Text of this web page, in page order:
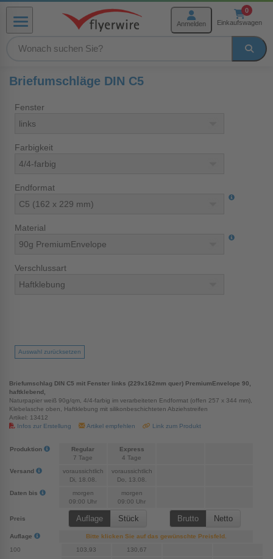
Zum Inhalt springen
Menü Anmelden
0
Einkaufswagen
Weiterverarbeitung
Hilfe und Service
Briefumschläge DIN C5
Fenster
Farbigkeit
Endformat
Material
Verschlussart
Auswahl zurücksetzen
Briefumschlag DIN C5 mit Fenster links (229x162mm quer) PremiumEnvelope 90,
haftklebend,
Naturpapier weiß 90g/qm, 4/4-farbig im verarbeiteten Endformat (offen 257 x 344 mm),
Klebelasche oben, Haftklebung mit silikonbeschichteten Abziehstreifen
Artikel: 13412
Infos zur Erstellung
Artikel empfehlen Link zum Produkt
Produktion
Regular
7 Tage
Express
4 Tage
Versand
voraussichtlich
Di, 18.08.
voraussichtlich
Do, 13.08.
Daten bis
morgen
09:00 Uhr
morgen
09:00 Uhr
Preis
Auflage
Bitte klicken Sie auf das gewünschte Preisfeld.
100
103,93
130,67